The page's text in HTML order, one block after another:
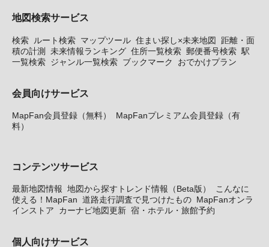
地図検索サービス
検索 ルート検索 マップツール 住まい探し×未来地図
距離・面
積の計測 未来情報ランキング 住所一覧検索 郵便番号検索 駅
一覧検索 ジャンル一覧検索 ブックマーク おでかけプラン
会員向けサービス
MapFan会員登録（無料）
MapFanプレミアム会員登録（有
料）
コンテンツサービス
最新地図情報 地図から探すトレンド情報（Beta版）
こんなに
使える！MapFan 道路走行調査で見つけたもの MapFanオンラ
インストア
カーナビ地図更新 宿・ホテル・旅館予約
個人向けサービス